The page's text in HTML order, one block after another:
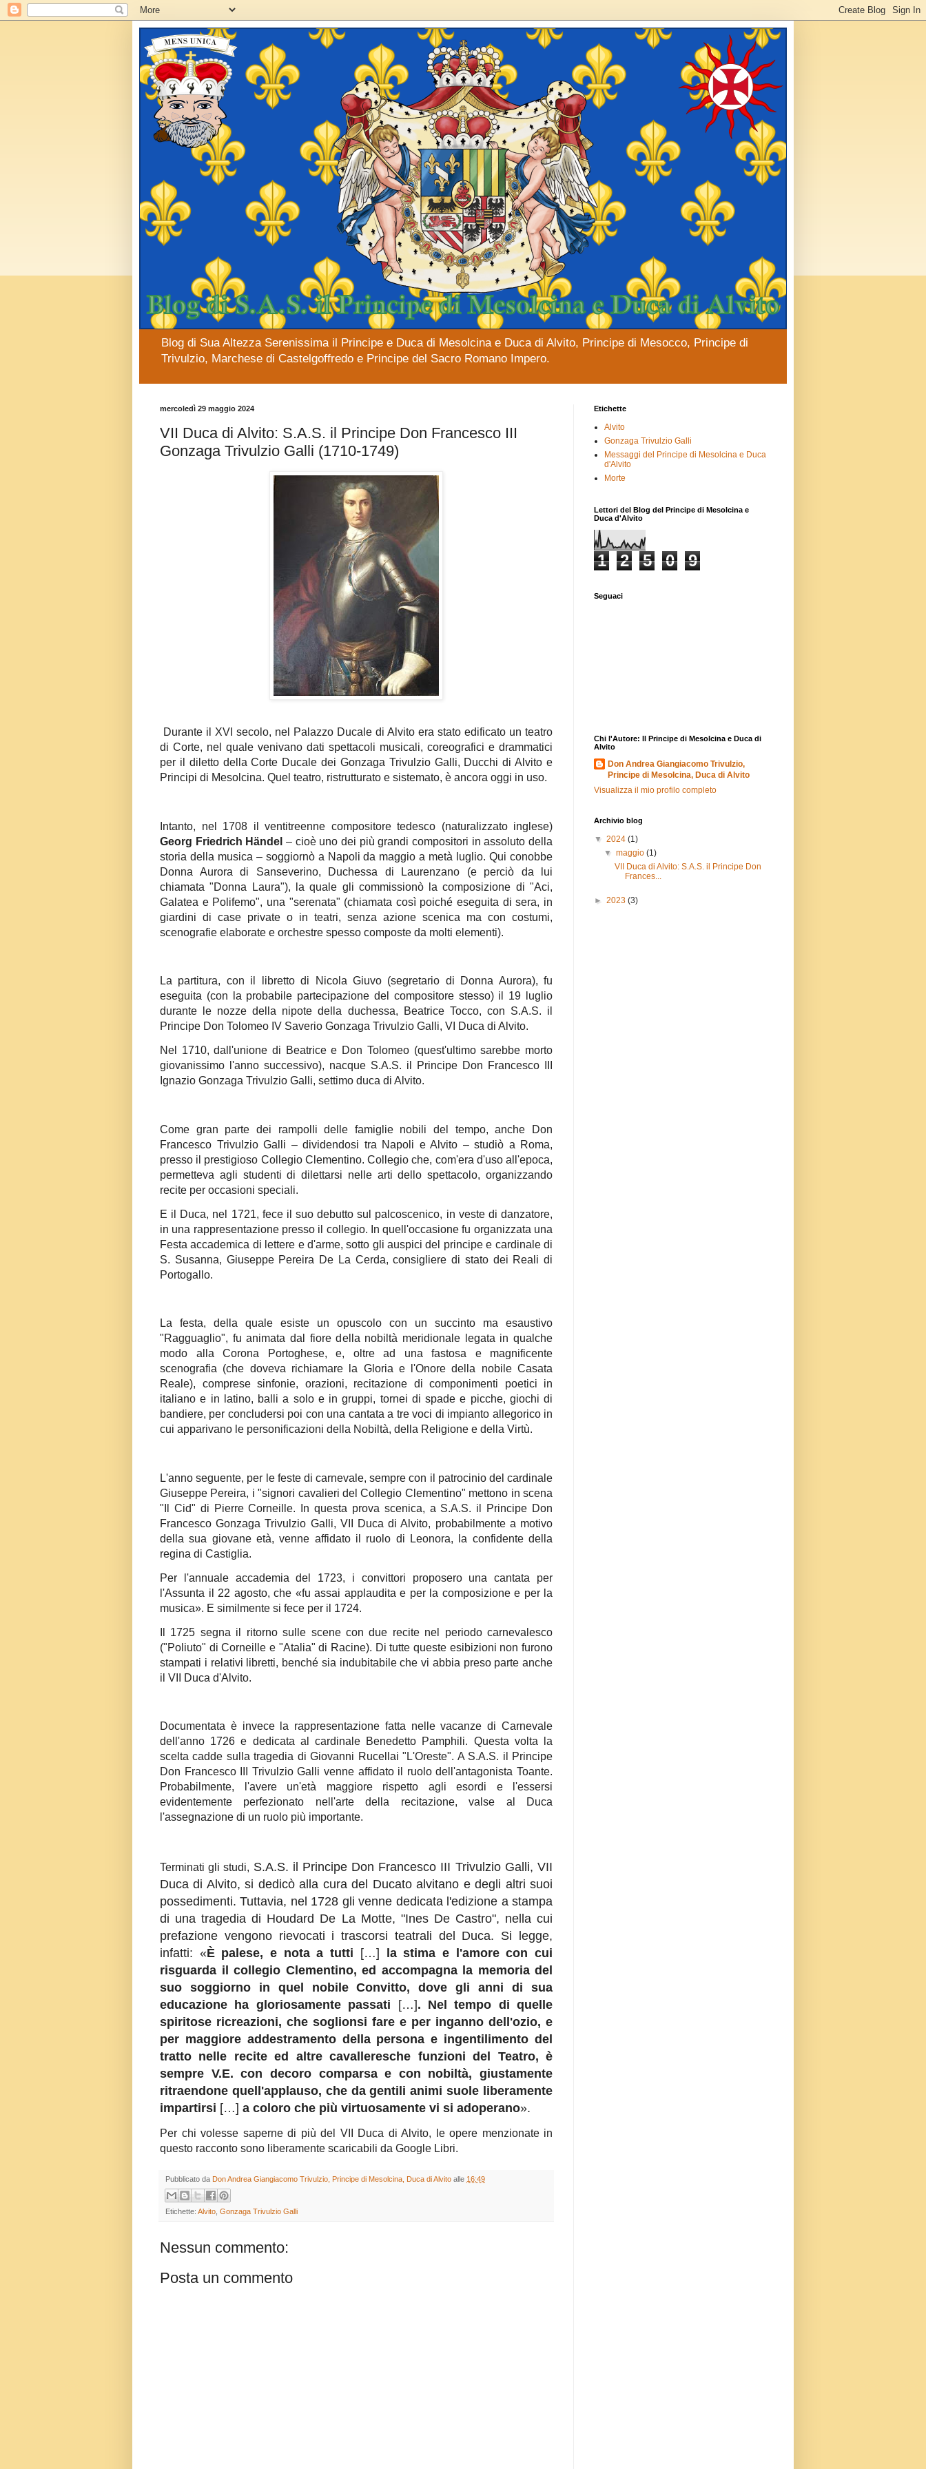
Blog di Sua Altezza Serenissima il Principe e Duca di Mesolcina e Duca di Alvito, Principe di Mesocco, Principe di
Trivulzio, Marchese di Castelgoffredo e Principe del Sacro Romano Impero.
mercoledì 29 maggio 2024
VII Duca di Alvito: S.A.S. il Principe Don Francesco III
Gonzaga Trivulzio Galli (1710-1749)
Durante il XVI secolo, nel Palazzo Ducale di Alvito era stato edificato un teatro
di Corte, nel quale venivano dati spettacoli musicali, coreografici e drammatici
per il diletto della Corte Ducale dei Gonzaga Trivulzio Galli, Ducchi di Alvito e
Principi di Mesolcina. Quel teatro, ristrutturato e sistemato, è ancora oggi in uso.
Intanto, nel 1708 il ventitreenne compositore tedesco (naturalizzato inglese)
Georg Friedrich Händel – cioè uno dei più grandi compositori in assoluto della
storia della musica – soggiornò a Napoli da maggio a metà luglio. Qui conobbe
Donna Aurora di Sanseverino, Duchessa di Laurenzano (e perciò da lui
chiamata "Donna Laura"), la quale gli commissionò la composizione di "Aci,
Galatea e Polifemo", una "serenata" (chiamata così poiché eseguita di sera, in
giardini di case private o in teatri, senza azione scenica ma con costumi,
scenografie elaborate e orchestre spesso composte da molti elementi).
La partitura, con il libretto di Nicola Giuvo (segretario di Donna Aurora), fu
eseguita (con la probabile partecipazione del compositore stesso) il 19 luglio
durante le nozze della nipote della duchessa, Beatrice Tocco, con S.A.S. il
Principe Don Tolomeo IV Saverio Gonzaga Trivulzio Galli, VI Duca di Alvito.
Nel 1710, dall'unione di Beatrice e Don Tolomeo (quest'ultimo sarebbe morto
giovanissimo l'anno successivo), nacque S.A.S. il Principe Don Francesco III
Ignazio Gonzaga Trivulzio Galli, settimo duca di Alvito.
Come gran parte dei rampolli delle famiglie nobili del tempo, anche Don
Francesco Trivulzio Galli – dividendosi tra Napoli e Alvito – studiò a Roma,
presso il prestigioso Collegio Clementino. Collegio che, com'era d'uso all'epoca,
permetteva agli studenti di dilettarsi nelle arti dello spettacolo, organizzando
recite per occasioni speciali.
E il Duca, nel 1721, fece il suo debutto sul palcoscenico, in veste di danzatore,
in una rappresentazione presso il collegio. In quell'occasione fu organizzata una
Festa accademica di lettere e d'arme, sotto gli auspici del principe e cardinale di
S. Susanna, Giuseppe Pereira De La Cerda, consigliere di stato dei Reali di
Portogallo.
La festa, della quale esiste un opuscolo con un succinto ma esaustivo
"Ragguaglio", fu animata dal fiore della nobiltà meridionale legata in qualche
modo alla Corona Portoghese, e, oltre ad una fastosa e magnificente
scenografia (che doveva richiamare la Gloria e l'Onore della nobile Casata
Reale), comprese sinfonie, orazioni, recitazione di componimenti poetici in
italiano e in latino, balli a solo e in gruppi, tornei di spade e picche, giochi di
bandiere, per concludersi poi con una cantata a tre voci di impianto allegorico in
cui apparivano le personificazioni della Nobiltà, della Religione e della Virtù.
L'anno seguente, per le feste di carnevale, sempre con il patrocinio del cardinale
Giuseppe Pereira, i "signori cavalieri del Collegio Clementino" mettono in scena
"Il Cid" di Pierre Corneille. In questa prova scenica, a S.A.S. il Principe Don
Francesco Gonzaga Trivulzio Galli, VII Duca di Alvito, probabilmente a motivo
della sua giovane età, venne affidato il ruolo di Leonora, la confidente della
regina di Castiglia.
Per l'annuale accademia del 1723, i convittori proposero una cantata per
l'Assunta il 22 agosto, che «fu assai applaudita e per la composizione e per la
musica». E similmente si fece per il 1724.
Il 1725 segna il ritorno sulle scene con due recite nel periodo carnevalesco
("Poliuto" di Corneille e "Atalia" di Racine). Di tutte queste esibizioni non furono
stampati i relativi libretti, benché sia indubitabile che vi abbia preso parte anche
il VII Duca d'Alvito.
Documentata è invece la rappresentazione fatta nelle vacanze di Carnevale
dell'anno 1726 e dedicata al cardinale Benedetto Pamphili. Questa volta la
scelta cadde sulla tragedia di Giovanni Rucellai "L'Oreste". A S.A.S. il Principe
Don Francesco III Trivulzio Galli venne affidato il ruolo dell'antagonista Toante.
Probabilmente, l'avere un'età maggiore rispetto agli esordi e l'essersi
evidentemente perfezionato nell'arte della recitazione, valse al Duca
l'assegnazione di un ruolo più importante.
Terminati gli studi, S.A.S. il Principe Don Francesco III Trivulzio Galli, VII
Duca di Alvito, si dedicò alla cura del Ducato alvitano e degli altri suoi
possedimenti. Tuttavia, nel 1728 gli venne dedicata l'edizione a stampa
di una tragedia di Houdard De La Motte, "Ines De Castro", nella cui
prefazione vengono rievocati i trascorsi teatrali del Duca. Si legge,
infatti: «È palese, e nota a tutti […] la stima e l'amore con cui
risguarda il collegio Clementino, ed accompagna la memoria del
suo soggiorno in quel nobile Convitto, dove gli anni di sua
educazione ha gloriosamente passati […]. Nel tempo di quelle
spiritose ricreazioni, che soglionsi fare e per inganno dell'ozio, e
per maggiore addestramento della persona e ingentilimento del
tratto nelle recite ed altre cavalleresche funzioni del Teatro, è
sempre V.E. con decoro comparsa e con nobiltà, giustamente
ritraendone quell'applauso, che da gentili animi suole liberamente
impartirsi […] a coloro che più virtuosamente vi si adoperano».
Per chi volesse saperne di più del VII Duca di Alvito, le opere menzionate in
questo racconto sono liberamente scaricabili da Google Libri.
Pubblicato da Don Andrea Giangiacomo Trivulzio, Principe di Mesolcina, Duca di Alvito alle 16:49
Etichette: Alvito Gonzaga Trivulzio Galli
Nessun commento:
Posta un commento
Etichette
Alvito
Gonzaga Trivulzio Galli
Messaggi del Principe di Mesolcina e Duca
d'Alvito
Morte
Lettori del Blog del Principe di Mesolcina e
Duca d'Alvito
1 2 5 0 9
Seguaci
Chi l'Autore: Il Principe di Mesolcina e Duca di
Alvito
Don Andrea Giangiacomo Trivulzio,
Principe di Mesolcina, Duca di Alvito
Visualizza il mio profilo completo
Archivio blog
▼ 2024 (1)
▼maggio(1)
VII Duca di Alvito: S.A.S. il Principe Don
Frances...
► 2023 (3)